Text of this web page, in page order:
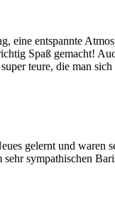
eine entspannte
Spaß gemacht!
teure, die man sich
gelernt und waren
sehr sympathischen